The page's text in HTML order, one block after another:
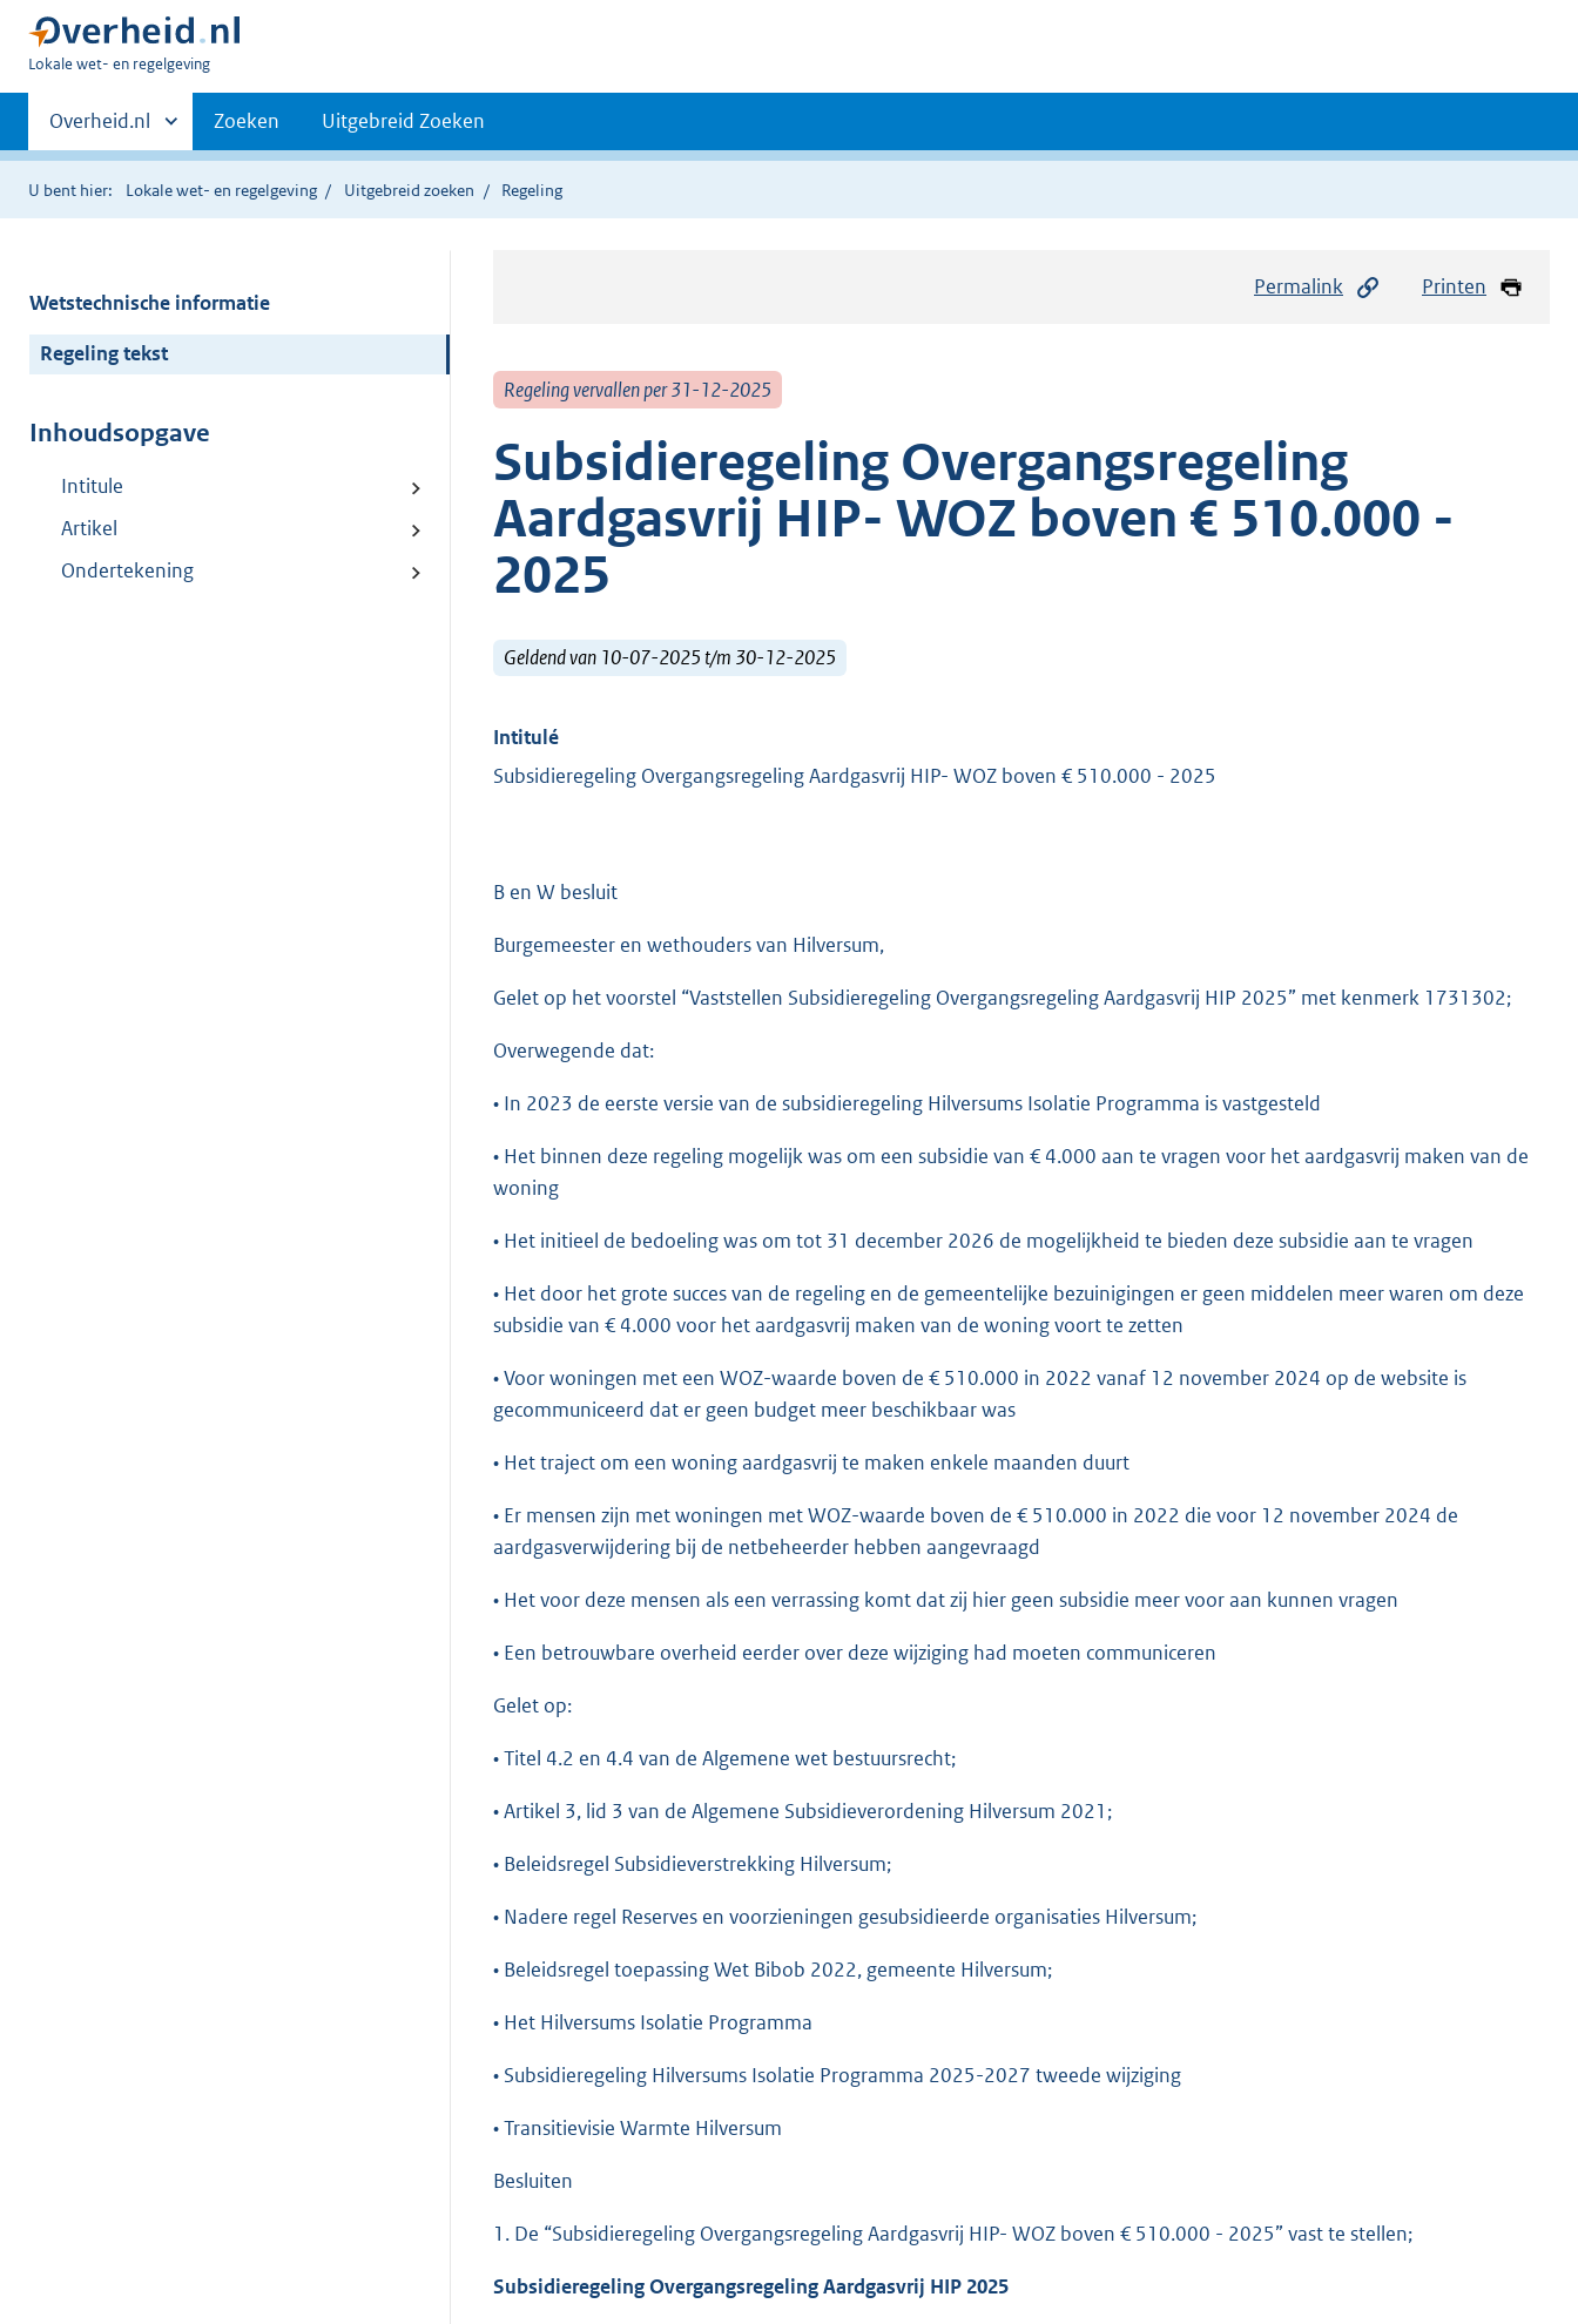
U
hier:
Lokale wet- en regelgeving
Primaire
navigatie
Andere
sites
binnen
Overheid.nl Zoeken Uitgebreid Zoeken
U bent hier: Lokale wet- en regelgeving Uitgebreid zoeken Regeling
Wetstechnische informatie
Regeling tekst
Inhoudsopgave
Intitule
Artikel
Ondertekening
Permalink Printen
Regeling vervallen per 31-12-2025
Subsidieregeling Overgangsregeling
Aardgasvrij HIP- WOZ boven € 510.000 -
2025
Geldend van 10-07-2025 t/m 30-12-2025
Intitulé
Subsidieregeling Overgangsregeling Aardgasvrij HIP- WOZ boven € 510.000 - 2025
B en W besluit
Burgemeester en wethouders van Hilversum,
Gelet op het voorstel “Vaststellen Subsidieregeling Overgangsregeling Aardgasvrij HIP 2025” met kenmerk 1731302;
Overwegende dat:
• In 2023 de eerste versie van de subsidieregeling Hilversums Isolatie Programma is vastgesteld
• Het binnen deze regeling mogelijk was om een subsidie van € 4.000 aan te vragen voor het aardgasvrij maken van de
woning
• Het initieel de bedoeling was om tot 31 december 2026 de mogelijkheid te bieden deze subsidie aan te vragen
• Het door het grote succes van de regeling en de gemeentelijke bezuinigingen er geen middelen meer waren om deze
subsidie van € 4.000 voor het aardgasvrij maken van de woning voort te zetten
• Voor woningen met een WOZ-waarde boven de € 510.000 in 2022 vanaf 12 november 2024 op de website is
gecommuniceerd dat er geen budget meer beschikbaar was
• Het traject om een woning aardgasvrij te maken enkele maanden duurt
• Er mensen zijn met woningen met WOZ-waarde boven de € 510.000 in 2022 die voor 12 november 2024 de
aardgasverwijdering bij de netbeheerder hebben aangevraagd
• Het voor deze mensen als een verrassing komt dat zij hier geen subsidie meer voor aan kunnen vragen
• Een betrouwbare overheid eerder over deze wijziging had moeten communiceren
Gelet op:
• Titel 4.2 en 4.4 van de Algemene wet bestuursrecht;
• Artikel 3, lid 3 van de Algemene Subsidieverordening Hilversum 2021;
• Beleidsregel Subsidieverstrekking Hilversum;
• Nadere regel Reserves en voorzieningen gesubsidieerde organisaties Hilversum;
• Beleidsregel toepassing Wet Bibob 2022, gemeente Hilversum;
• Het Hilversums Isolatie Programma
• Subsidieregeling Hilversums Isolatie Programma 2025-2027 tweede wijziging
• Transitievisie Warmte Hilversum
Besluiten
1. De “Subsidieregeling Overgangsregeling Aardgasvrij HIP- WOZ boven € 510.000 - 2025” vast te stellen;
Subsidieregeling Overgangsregeling Aardgasvrij HIP 2025